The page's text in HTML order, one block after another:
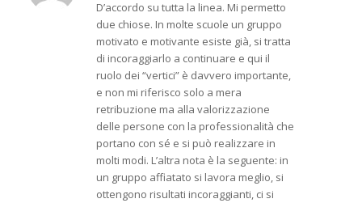
D’accordo su tutta la linea. Mi permetto
due chiose. In molte scuole un gruppo
motivato e motivante esiste già, si tratta
di incoraggiarlo a continuare e qui il
ruolo dei “vertici” è davvero importante,
e non mi riferisco solo a mera
retribuzione ma alla valorizzazione
delle persone con la professionalità che
portano con sé e si può realizzare in
molti modi. L’altra nota è la seguente: in
un gruppo affiatato si lavora meglio, si
ottengono risultati incoraggianti, ci si